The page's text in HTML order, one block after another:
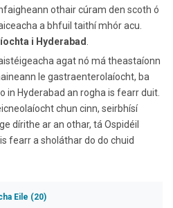
othair cúram den scoth ó
a bhfuil taithí mhór acu.
i Hyderabad
agat nó má theastaíonn
le gastraenterolaíocht, ba
in Hyderabad an rogha is fearr duit.
chun cinn, seirbhísí
dírithe ar an othar, tá Ospidéil
fearr a sholáthar do do chuid
Eile (20)